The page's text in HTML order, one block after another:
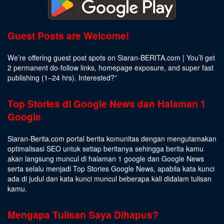
Guest Posts are Welcome!
We’re offering guest post spots on Siaran-BERITA.com | You’ll get
2 permanent do-follow links, homepage exposure, and super fast
publishing (1–24 hrs). Interested?”
Top Stories di Google News dan Halaman 1
Google
Siaran-Berita.com portal berita komunitas dengan mengutamakan
optimalisasi SEO untuk setiap beritanya sehingga berita kamu
akan langsung muncul di halaman 1 google dan Google News
serta selalu menjadi Top Stories Google News, apabila kata kunci
ada di judul dan kata kunci muncul beberapa kali didalam tulisan
kamu.
Mengapa Tulisan Saya Dihapus?